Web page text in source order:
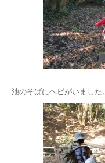
池のそばにヘビがいました。